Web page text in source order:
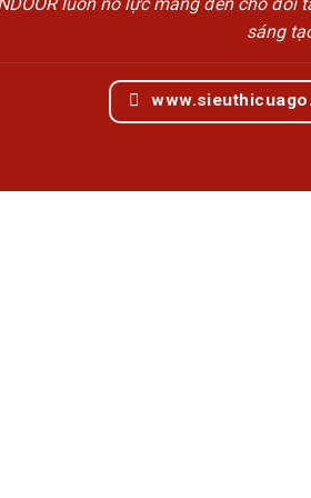
luôn nỗ lực mang đến cho
sáng